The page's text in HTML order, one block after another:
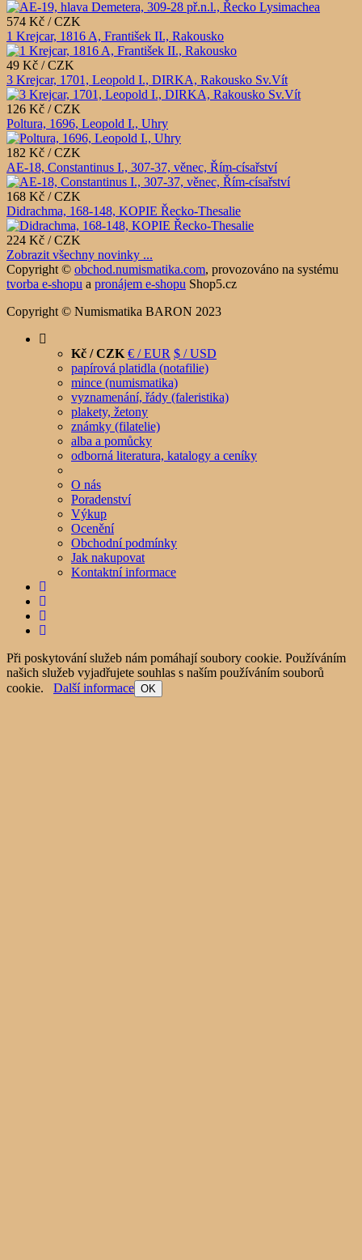
574 Kč / CZK
1 Krejcar, 1816 A, František II., Rakousko
49 Kč / CZK
3 Krejcar, 1701, Leopold I., DIRKA, Rakousko Sv.Vít
126 Kč / CZK
Poltura, 1696, Leopold I., Uhry
182 Kč / CZK
AE-18, Constantinus I., 307-37, věnec, Řím-císařství
168 Kč / CZK
Didrachma, 168-148, KOPIE Řecko-Thesalie
224 Kč / CZK
Zobrazit všechny novinky ...
Copyright © obchod.numismatika.com, provozováno na systému
tvorba e-shopu a pronájem e-shopu Shop5.cz
Copyright © Numismatika BARON 2023
Kč / CZK € / EUR $ / USD
papírová platidla (notafilie)
mince (numismatika)
vyznamenání, řády (faleristika)
plakety, žetony
známky (filatelie)
alba a pomůcky
odborná literatura, katalogy a ceníky
O nás
Poradenství
Výkup
Ocenění
Obchodní podmínky
Jak nakupovat
Kontaktní informace
Při poskytování služeb nám pomáhají soubory cookie. Používáním
našich služeb vyjadřujete souhlas s naším používáním souborů
cookie. Další informace